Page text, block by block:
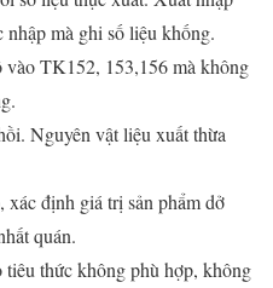
mà ghi số liệu khống.
TK152, 153,156 mà không
Nguyên vật liệu xuất thừa
định giá trị sản phẩm dở
quán.
thức không phù hợp, không